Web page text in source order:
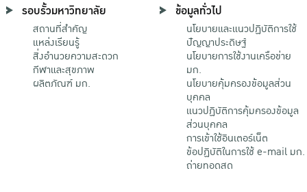
รอบรั้วมหาวิทยาลัย
สถานที่สำคัญ
แหล่งเรียนรู้
สิ่งอำนวยความสะดวก
กีฬาและสุขภาพ
ผลิตภัณฑ์ มก.
ข้อมูลทั่วไป
นโยบายและแนวปฏิบัติการใช้
ปัญญาประดิษฐ์
นโยบายการใช้งานเครือข่าย
มก.
นโยบายคุ้มครองข้อมูลส่วน
บุคคล
แนวปฏิบัติการคุ้มครองข้อมูล
ส่วนบุคคล
การเข้าใช้อินเตอร์เน็ต
ข้อปฏิบัติในการใช้ e-mail มก.
ถ่ายทอดสด